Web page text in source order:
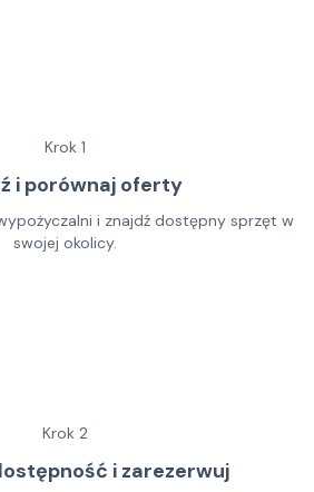
Krok 1
i porównaj oferty
i znajdź dostępny sprzęt w
swojej okolicy.
Krok 2
i zarezerwuj